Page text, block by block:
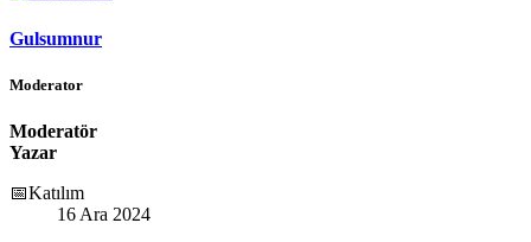
Gulsumnur
Moderator
Moderatör
Yazar
📅Katılım
16 Ara 2024